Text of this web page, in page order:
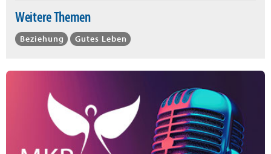
Weitere Themen
Beziehung Gutes Leben